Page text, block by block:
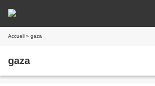
Accueil » gaza
gaza